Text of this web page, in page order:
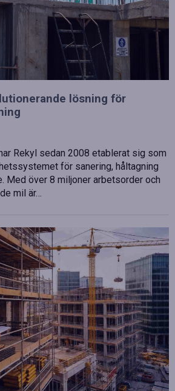
lösning för
Rekyl sedan 2008 etablerat sig som
för sanering, håltagning
Med över 8 miljoner arbetsorder och
mil är…